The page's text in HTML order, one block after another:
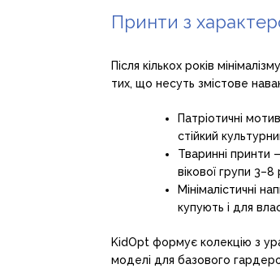
Принти з
Після кількох років
тих, що несуть змістове
Патріотичні
стійкий
Тваринні принти
вікової групи 3–8
Мінімалістичні
купують і для
KidOpt формує колекцію з
моделі для базового